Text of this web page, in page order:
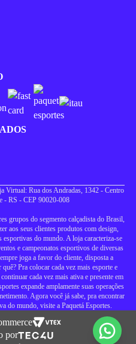
Virtual: Rua dos Andradas, 1342 - Centro
- RS - CEP 90020-008
grupos do segmento calçadista do Brasil,
aos seus clientes produtos com design,
do mundo. A loja caracteriza-se
e campeonatos esportivos de diversas
joga a favor do cliente, disposta a
Pra colocar cada vez mais esporte e
cada vez mais ativa e presente em
expande amplamente suas operações
Agora você já sabe, pra encontrar
do mundo, visite a Paquetá Esportes.
por